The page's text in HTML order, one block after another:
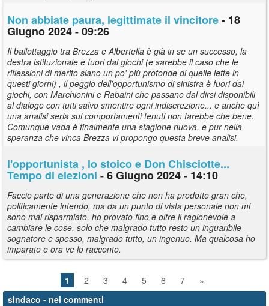
Non abbiate paura, legittimate il vincitore- 18
Giugno 2024 - 09:26
Il ballottaggio tra Brezza e Albertella è già in se un successo, la
destra istituzionale è fuori dai giochi (e sarebbe il caso che le
riflessioni di merito siano un po' più profonde di quelle lette in
questi giorni) , il peggio dell'opportunismo di sinistra è fuori dai
giochi, con Marchionini e Rabaini che passano dal dirsi disponibili
al dialogo con tutti salvo smentire ogni indiscrezione... e anche quì
una analisi seria sui comportamenti tenuti non farebbe che bene.
Comunque vada è finalmente una stagione nuova, e pur nella
speranza che vinca Brezza vi propongo questa breve analisi.
l'opportunista , lo stoico e Don Chisciotte...
Tempo di elezioni - 6 Giugno 2024 - 14:10
Faccio parte di una generazione che non ha prodotto gran che,
politicamente intendo, ma da un punto di vista personale non mi
sono mai risparmiato, ho provato fino e oltre il ragionevole a
cambiare le cose, solo che malgrado tutto resto un inguaribile
sognatore e spesso, malgrado tutto, un ingenuo. Ma qualcosa ho
imparato e ora ve lo racconto.
1 2 3 4 5 6 7
»
sindaco - nei commenti